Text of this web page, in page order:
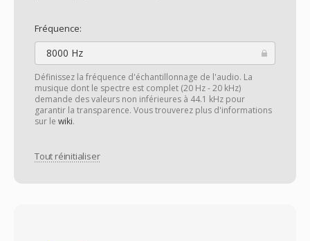
Fréquence:
8000 Hz
Définissez la fréquence d'échantillonnage de l'audio. La
musique dont le spectre est complet (20 Hz - 20 kHz)
demande des valeurs non inférieures à 44.1 kHz pour
garantir la transparence. Vous trouverez plus d'informations
sur le wiki.
Tout réinitialiser